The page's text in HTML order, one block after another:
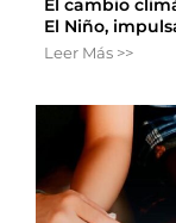
El cambio
El Niño,
Leer Más >>